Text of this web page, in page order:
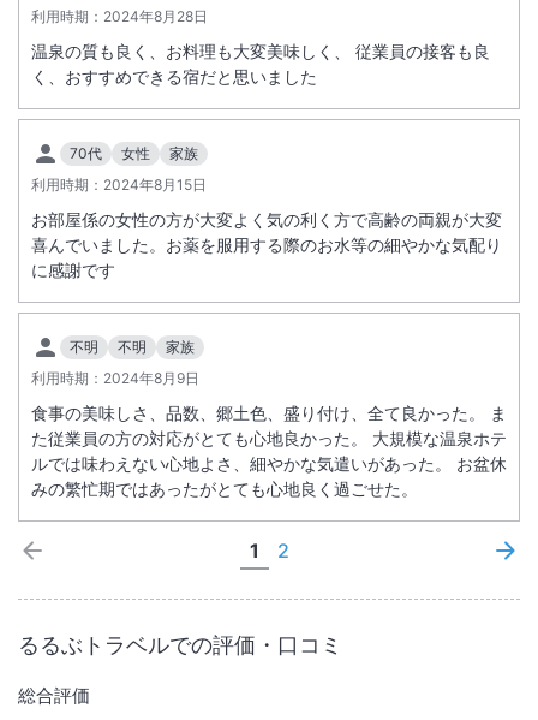
利用時期： 2024年8月28日
温泉の質も良く、お料理も大変美味しく、 従業員の接客も良
く、おすすめできる宿だと思いました
70代 女性
家族
利用時期： 2024年8月15日
お部屋係の女性の方が大変よく気の利く方で高齢の両親が大変
喜んでいました。お薬を服用する際のお水等の細やかな気配り
に感謝です
不明 不明
家族
利用時期： 2024年8月9日
食事の美味しさ、品数、郷土色、盛り付け、全て良かった。 ま
た従業員の方の対応がとても心地良かった。 大規模な温泉ホテ
ルでは味わえない心地よさ、細やかな気遣いがあった。 お盆休
みの繁忙期ではあったがとても心地良く過ごせた。
1 2
るるぶトラベルでの評価・口コミ
総合評価